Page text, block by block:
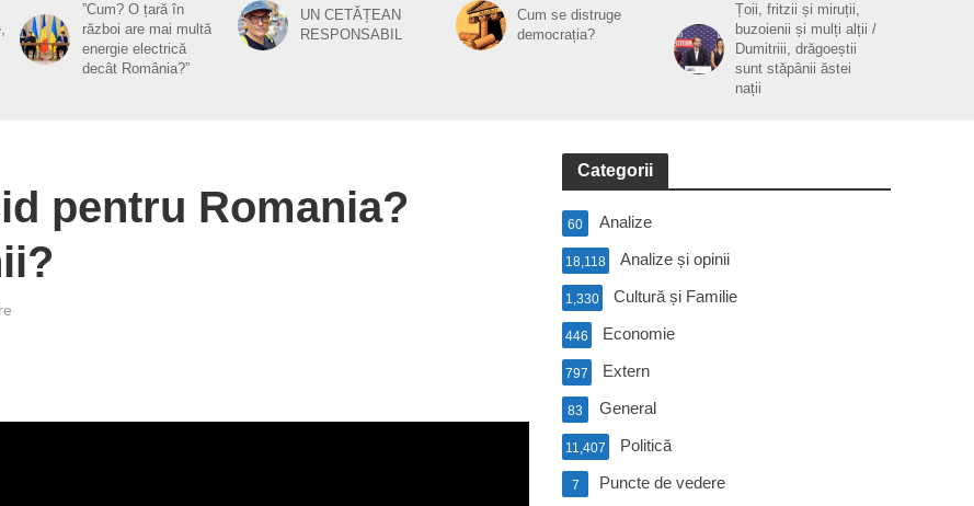
”Cum? O țară în
război are mai multă
energie electrică
decât România?”
UN CETĂȚEAN
RESPONSABIL
Cum se distruge
democrația?
Țoii, fritzii și miruții,
buzoienii și mulți alții /
Dumitriii, drăgoeștii
sunt stăpânii ăstei
nații
pentru Romania?
Categorii
Analize
60
Analize și opinii
18,118
Cultură și Familie
1,330
Economie
446
Extern
797
General
83
Politică
11,407
Puncte de vedere
7